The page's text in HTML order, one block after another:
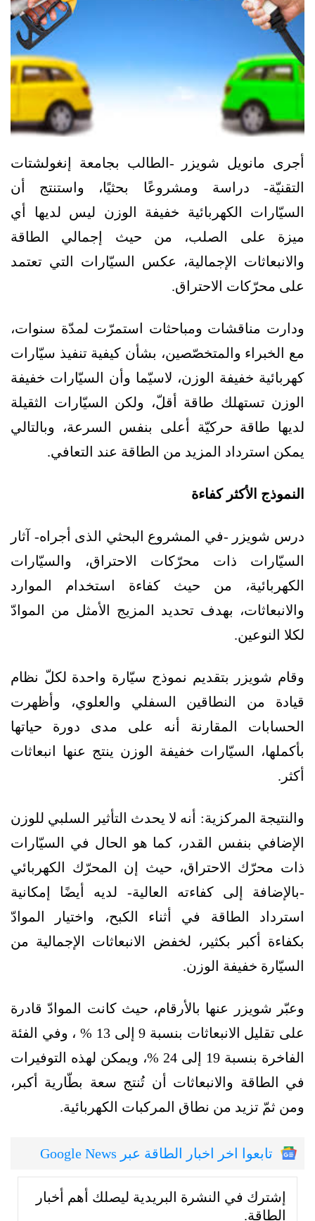
أجرى مانويل شويزر -الطالب بجامعة إنغولشتات
التقنيّة- دراسة ومشروعًا بحثيًا، واستنتج أن
السيّارات الكهربائية خفيفة الوزن ليس لديها أي
ميزة على الصلب، من حيث إجمالي الطاقة
والانبعاثات الإجمالية، عكس السيّارات التي تعتمد
على محرّكات الاحتراق.
ودارت مناقشات ومباحثات استمرّت لمدّة سنوات،
مع الخبراء والمتخصّصين، بشأن كيفية تنفيذ سيّارات
كهربائية خفيفة الوزن، لاسيّما وأن السيّارات خفيفة
الوزن تستهلك طاقة أقلّ، ولكن السيّارات الثقيلة
لديها طاقة حركيّة أعلى بنفس السرعة، وبالتالي
يمكن استرداد المزيد من الطاقة عند التعافي.
النموذج الأكثر كفاءة
درس شويزر -في المشروع البحثي الذى أجراه- آثار
السيّارات ذات محرّكات الاحتراق، والسيّارات
الكهربائية، من حيث كفاءة استخدام الموارد
والانبعاثات، بهدف تحديد المزيج الأمثل من الموادّ
لكلا النوعين.
وقام شويزر بتقديم نموذج سيّارة واحدة لكلّ نظام
قيادة من النطاقين السفلي والعلوي، وأظهرت
الحسابات المقارنة أنه على مدى دورة حياتها
بأكملها، السيّارات خفيفة الوزن ينتج عنها انبعاثات
أكثر.
والنتيجة المركزية: أنه لا يحدث التأثير السلبي للوزن
الإضافي بنفس القدر، كما هو الحال في السيّارات
ذات محرّك الاحتراق، حيث إن المحرّك الكهربائي
-بالإضافة إلى كفاءته العالية- لديه أيضًا إمكانية
استرداد الطاقة في أثناء الكبح، واختيار الموادّ
بكفاءة أكبر بكثير، لخفض الانبعاثات الإجمالية من
السيّارة خفيفة الوزن.
وعبّر شويزر عنها بالأرقام، حيث كانت الموادّ قادرة
على تقليل الانبعاثات بنسبة 9 إلى 13 % ، وفي الفئة
الفاخرة بنسبة 19 إلى 24 %، ويمكن لهذه التوفيرات
في الطاقة والانبعاثات أن تُنتج سعة بطّارية أكبر،
ومن ثمّ تزيد من نطاق المركبات الكهربائية.
تابعوا اخر اخبار الطاقة عبر Google News
إشترك في النشرة البريدية ليصلك أهم أخبار
الطاقة.